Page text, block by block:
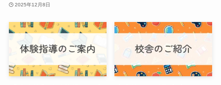
2025年12月8日